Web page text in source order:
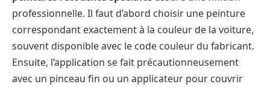
professionnelle. Il faut d’abord choisir une peinture
correspondant exactement à la couleur de la voiture,
souvent disponible avec le code couleur du fabricant.
Ensuite, l’application se fait précautionneusement
avec un pinceau fin ou un applicateur pour couvrir